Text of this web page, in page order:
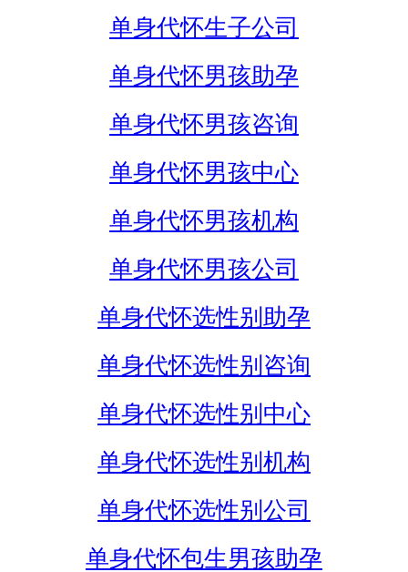
单身代怀生子公司
单身代怀男孩助孕
单身代怀男孩咨询
单身代怀男孩中心
单身代怀男孩机构
单身代怀男孩公司
单身代怀选性别助孕
单身代怀选性别咨询
单身代怀选性别中心
单身代怀选性别机构
单身代怀选性别公司
单身代怀包生男孩助孕